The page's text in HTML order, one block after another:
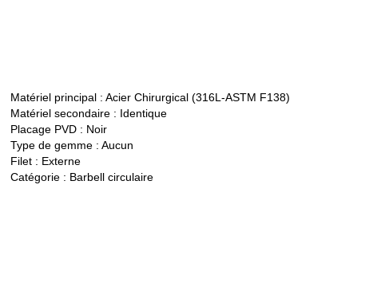
Matériel principal : Acier Chirurgical (316L-ASTM F138)
Matériel secondaire : Identique
Placage PVD : Noir
Type de gemme : Aucun
Filet : Externe
Catégorie : Barbell circulaire